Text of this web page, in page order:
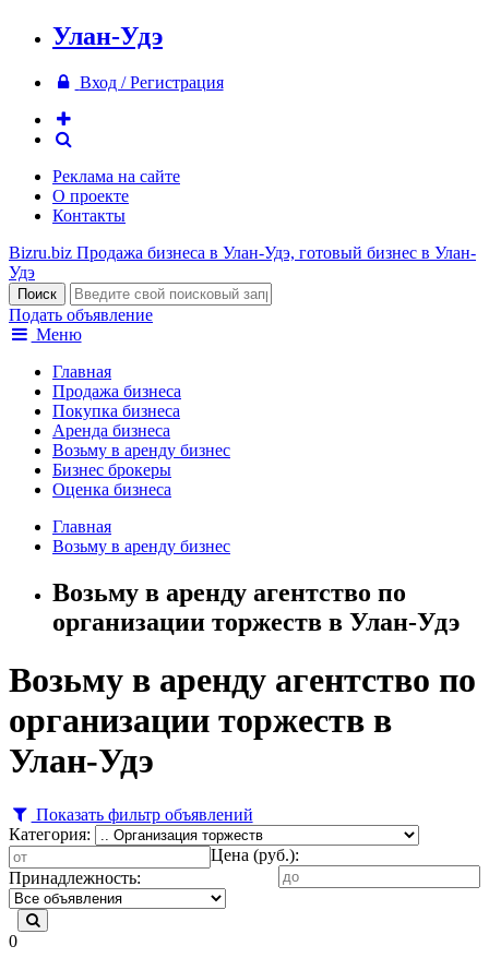
Улан-Удэ
Вход / Регистрация
Реклама на сайте
О проекте
Контакты
Bizru.biz Продажа бизнеса в Улан-Удэ, готовый бизнес в Улан-
Удэ
Подать объявление
Меню
Главная
Продажа бизнеса
Покупка бизнеса
Аренда бизнеса
Возьму в аренду бизнес
Бизнес брокеры
Оценка бизнеса
Главная
Возьму в аренду бизнес
Возьму в аренду агентство по
организации торжеств в Улан-Удэ
Возьму в аренду агентство по
организации торжеств в
Улан-Удэ
Показать фильтр объявлений
Категория:
Цена (руб.):
Принадлежность:
0